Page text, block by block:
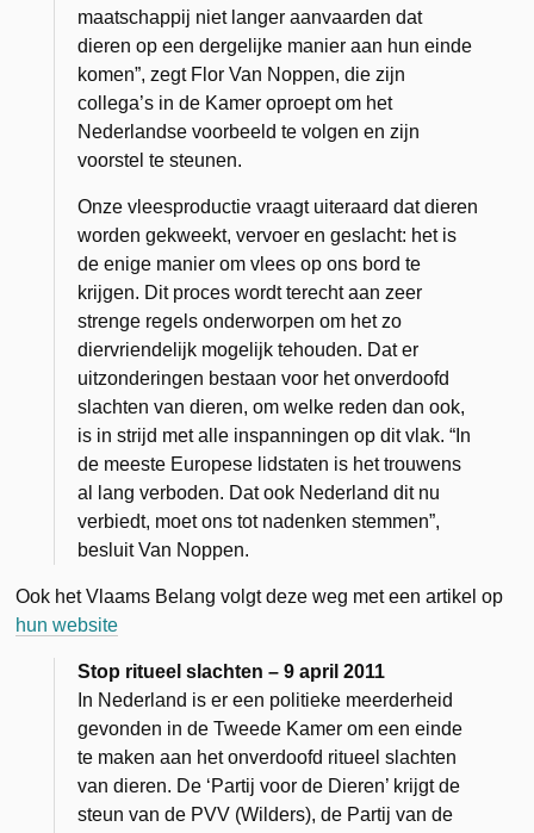
maatschappij niet langer aanvaarden dat
dieren op een dergelijke manier aan hun einde
komen”, zegt Flor Van Noppen, die zijn
collega’s in de Kamer oproept om het
Nederlandse voorbeeld te volgen en zijn
voorstel te steunen.
Onze vleesproductie vraagt uiteraard dat dieren
worden gekweekt, vervoer en geslacht: het is
de enige manier om vlees op ons bord te
krijgen. Dit proces wordt terecht aan zeer
strenge regels onderworpen om het zo
diervriendelijk mogelijk tehouden. Dat er
uitzonderingen bestaan voor het onverdoofd
slachten van dieren, om welke reden dan ook,
is in strijd met alle inspanningen op dit vlak. “In
de meeste Europese lidstaten is het trouwens
al lang verboden. Dat ook Nederland dit nu
verbiedt, moet ons tot nadenken stemmen”,
besluit Van Noppen.
Ook het Vlaams Belang volgt deze weg met een artikel op
hun website
Stop ritueel slachten – 9 april 2011
In Nederland is er een politieke meerderheid
gevonden in de Tweede Kamer om een einde
te maken aan het onverdoofd ritueel slachten
van dieren. De ‘Partij voor de Dieren’ krijgt de
steun van de PVV (Wilders), de Partij van de